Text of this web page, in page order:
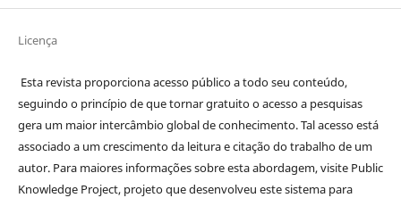
Licença
Esta revista proporciona acesso público a todo seu conteúdo,
seguindo o princípio de que tornar gratuito o acesso a pesquisas
gera um maior intercâmbio global de conhecimento. Tal acesso está
associado a um crescimento da leitura e citação do trabalho de um
autor. Para maiores informações sobre esta abordagem, visite Public
Knowledge Project, projeto que desenvolveu este sistema para